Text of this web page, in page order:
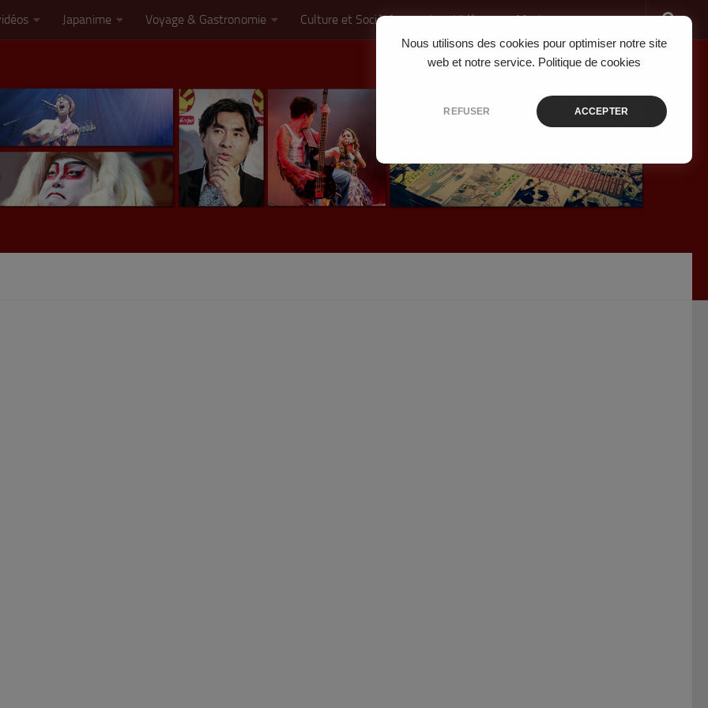
Nous utilisons des cookies pour optimiser notre site
web et notre service. Politique de cookies
REFUSER ACCEPTER
Japanime Voyage & Gastronomie Culture et Société Jeux Vidéo Musique